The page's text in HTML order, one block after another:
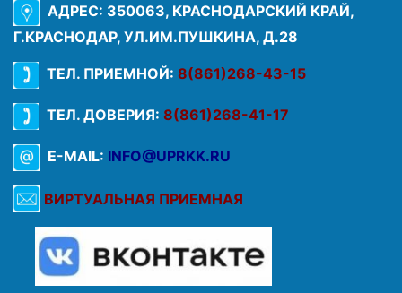
АДРЕС: 350063, КРАСНОДАРСКИЙ КРАЙ,
Г.КРАСНОДАР, УЛ.ИМ.ПУШКИНА, Д.28
ТЕЛ. ПРИЕМНОЙ: 8(861)268-43-15
ТЕЛ. ДОВЕРИЯ: 8(861)268-41-17
E-MAIL: INFO@UPRKK.RU
ВИРТУАЛЬНАЯ ПРИЕМНАЯ